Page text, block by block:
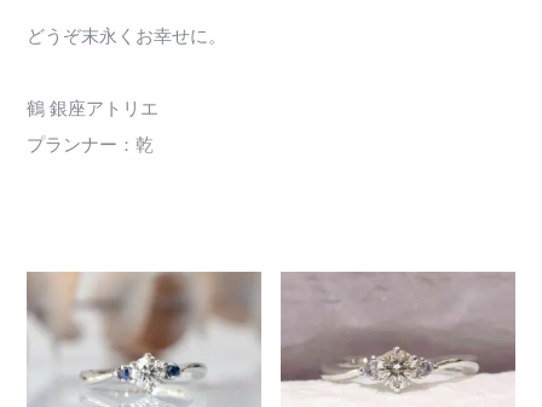
どうぞ末永くお幸せに。
鶴 銀座アトリエ
プランナー：乾